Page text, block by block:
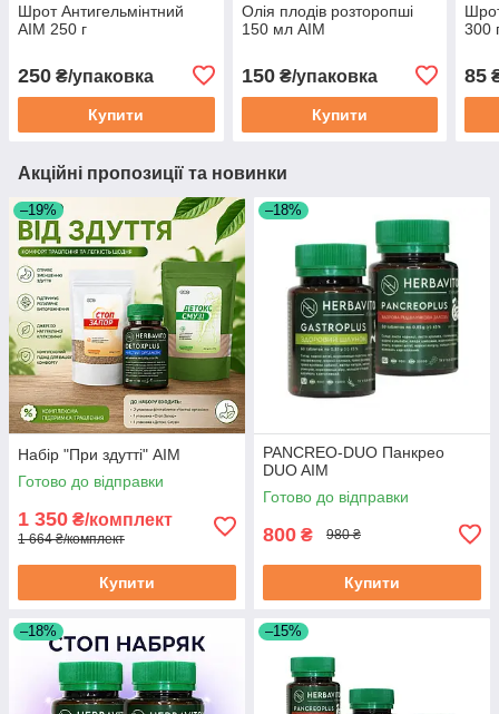
Шрот Антигельмінтний
АІМ 250 г
250 ₴/упаковка
Купити
Олія плодів розторопші
150 мл АІМ
150₴/упаковка
Купити
300
85
Акційні пропозиції та новинки
–19%
Набір "При здутті" АІМ
Готово до відправки
1 350 ₴/комплект
1 664 ₴/комплект
Купити
–18%
PANCREO-DUO Панкрео
DUO AIM
Готово до відправки
800 ₴ 980 ₴
Купити
–18% –15%